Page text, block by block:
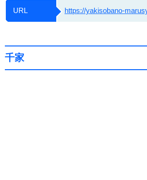
URL https://yakisobano-
千家